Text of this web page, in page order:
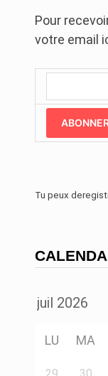
Pour
votre email
Tu peux
LU MA